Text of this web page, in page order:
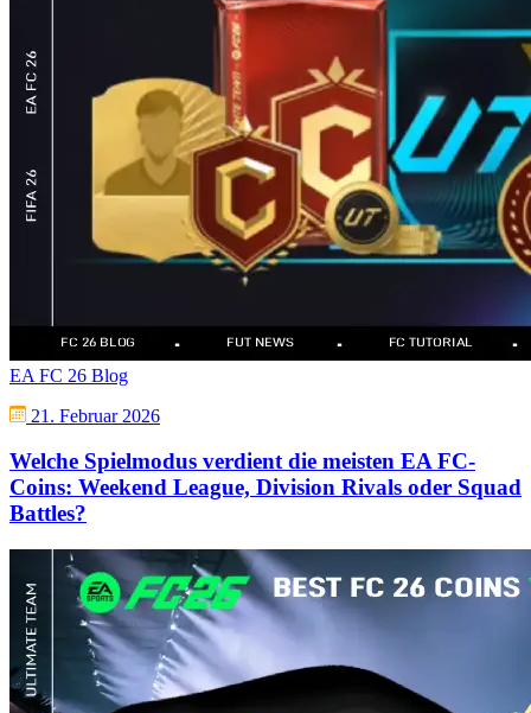
EA FC 26 Blog
21. Februar 2026
Welche Spielmodus verdient die meisten EA FC-
Coins: Weekend League, Division Rivals oder Squad
Battles?